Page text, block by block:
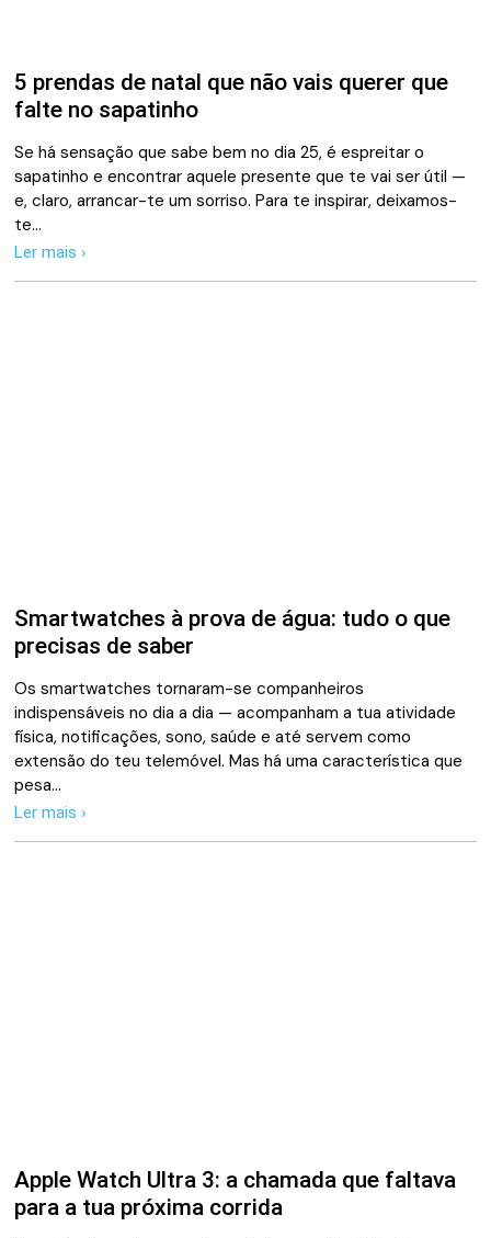
5 prendas de natal que não vais querer que
falte no sapatinho
Se há sensação que sabe bem no dia 25, é espreitar o
sapatinho e encontrar aquele presente que te vai ser útil —
e, claro, arrancar-te um sorriso. Para te inspirar, deixamos-
te…
Ler mais ›
Smartwatches à prova de água: tudo o que
precisas de saber
Os smartwatches tornaram-se companheiros
indispensáveis no dia a dia — acompanham a tua atividade
física, notificações, sono, saúde e até servem como
extensão do teu telemóvel. Mas há uma característica que
pesa…
Ler mais ›
Apple Watch Ultra 3: a chamada que faltava
para a tua próxima corrida